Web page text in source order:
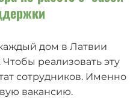
дом в Латвии
реализовать эту
сотрудников. Именно
вакансию.